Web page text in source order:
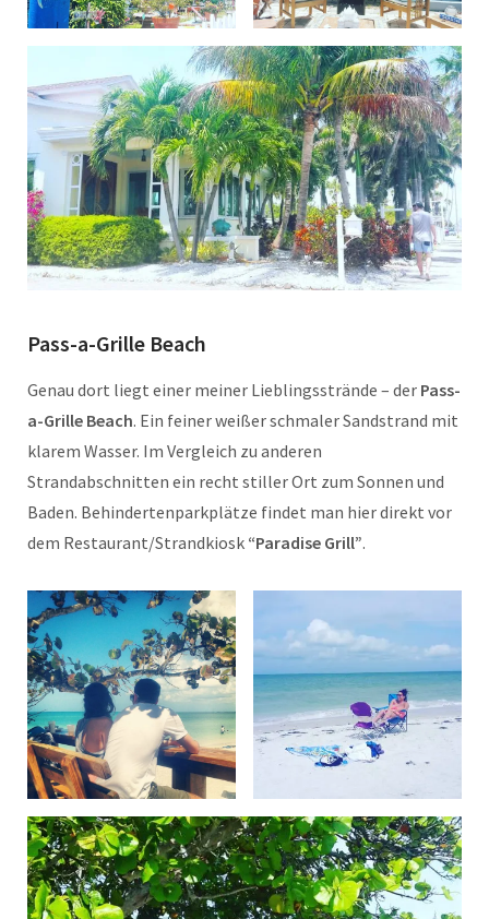
Pass-a-Grille Beach
Genau dort liegt einer meiner Lieblingsstrände – der Pass-
a-Grille Beach. Ein feiner weißer schmaler Sandstrand mit
klarem Wasser. Im Vergleich zu anderen
Strandabschnitten ein recht stiller Ort zum Sonnen und
Baden. Behindertenparkplätze findet man hier direkt vor
dem Restaurant/Strandkiosk “Paradise Grill”.